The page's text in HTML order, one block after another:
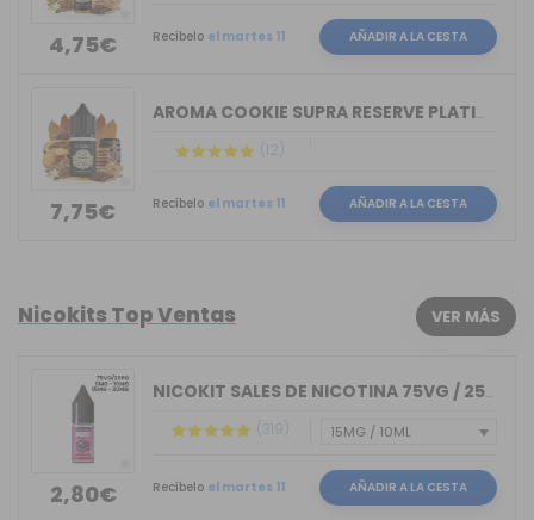
4,75€ Recíbelo el martes 11 AÑADIR A LA CESTA
7,75€
AROMA COOKIE SUPRA RESERVE PLATINUM T...
(12)
Recíbelo el martes 11 AÑADIR A LA CESTA
Nicokits Top Ventas VER MÁS
2,80€
NICOKIT SALES DE NICOTINA 75VG / 25PG...
(319)
Recíbelo el martes 11 AÑADIR A LA CESTA